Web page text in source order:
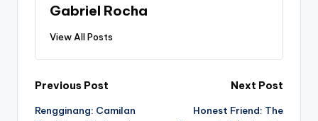
Gabriel Rocha
View All Posts
Post
Previous Post
Rengginang: Camilan
Next Post
Honest Friend: The